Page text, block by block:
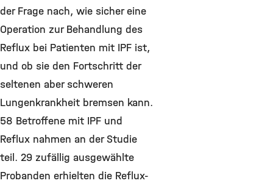
der Frage nach, wie sicher eine
Operation zur Behandlung des
Reflux bei Patienten mit IPF ist,
und ob sie den Fortschritt der
seltenen aber schweren
Lungenkrankheit bremsen kann.
58 Betroffene mit IPF und
Reflux nahmen an der Studie
teil. 29 zufällig ausgewählte
Probanden erhielten die Reflux-